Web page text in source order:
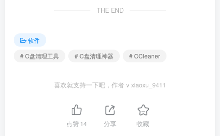
THE END
软件
# C盘清理工具
# C盘清理神器 # CCleaner
喜欢就支持一下吧，作者 v xiaoxu_9411
点赞14 分享 收藏